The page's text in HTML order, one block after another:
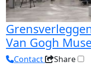
Van Gogh
Contact
Share